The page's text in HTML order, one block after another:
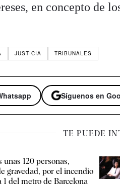
en concepto de
JUSTICIA TRIBUNALES
Síguenos en
TE PUEDE
unas 120 personas,
gravedad, por el incendio
1 del metro de Barcelona